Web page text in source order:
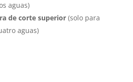
aguas)
de corte superior(solo para
aguas)